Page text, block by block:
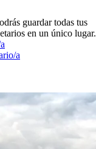
guardar todas tus
en un único lugar.
a